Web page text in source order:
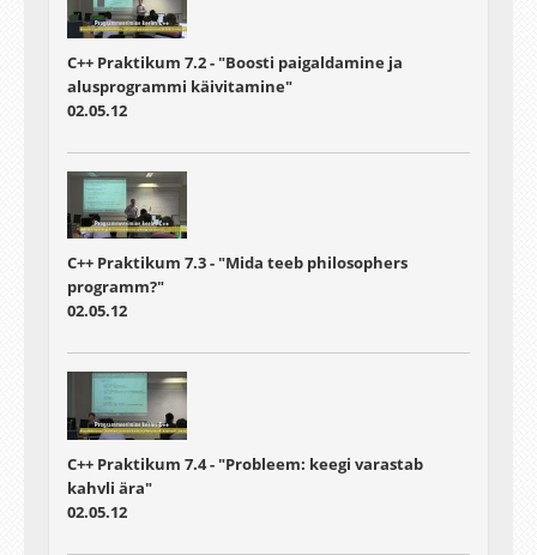
C++ Praktikum 7.2 - "Boosti paigaldamine ja
alusprogrammi käivitamine"
02.05.12
C++ Praktikum 7.3 - "Mida teeb philosophers
programm?"
02.05.12
C++ Praktikum 7.4 - "Probleem: keegi varastab
kahvli ära"
02.05.12